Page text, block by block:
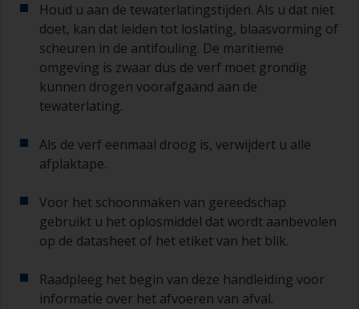
Houd u aan de tewaterlatingstijden. Als u dat niet
doet, kan dat leiden tot loslating, blaasvorming of
scheuren in de antifouling. De maritieme
omgeving is zwaar dus de verf moet grondig
kunnen drogen voorafgaand aan de
tewaterlating.
Als de verf eenmaal droog is, verwijdert u alle
afplaktape.
Voor het schoonmaken van gereedschap
gebruikt u het oplosmiddel dat wordt aanbevolen
op de datasheet of het etiket van het blik.
Raadpleeg het begin van deze handleiding voor
informatie over het afvoeren van afval.